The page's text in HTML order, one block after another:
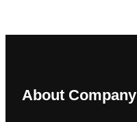
About Company